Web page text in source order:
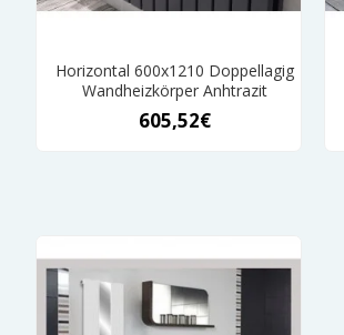
Horizontal 600x1210 Doppellagig
Wandheizkörper Anhtrazit
605,52€